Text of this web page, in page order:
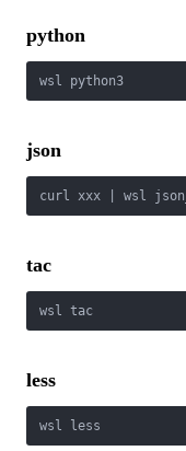
python
wsl python3
json
curl xxx | wsl
tac
wsl tac
less
wsl less